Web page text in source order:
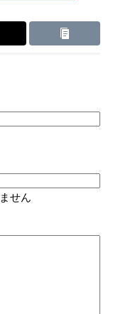
せん